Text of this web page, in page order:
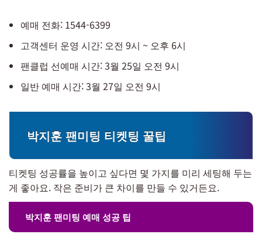
예매 전화: 1544-6399
고객센터 운영 시간: 오전 9시 ~ 오후 6시
팬클럽 선예매 시간: 3월 25일 오전 9시
일반 예매 시간: 3월 27일 오전 9시
박지훈 팬미팅 티켓팅 꿀팁
티켓팅 성공률을 높이고 싶다면 몇 가지를 미리 세팅해 두는
게 좋아요. 작은 준비가 큰 차이를 만들 수 있거든요.
박지훈 팬미팅 예매 성공 팁